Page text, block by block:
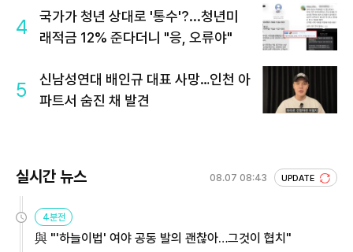
4
국가가 청년 상대로 '통수'?...청년미
래적금 12% 준다더니 "응, 오류야"
5
신남성연대 배인규 대표 사망…인천 아
파트서 숨진 채 발견
실시간 뉴스 08.07 08:43 UPDATE
4분전
與 "'하늘이법' 여야 공동 발의 괜찮아…그것이 협치"